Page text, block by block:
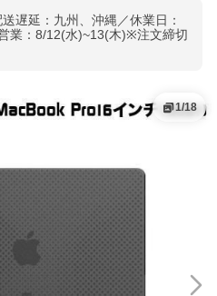
遅延：九州、沖縄／休業日：
業：8/12(水)~13(木)※注文締切
1/18